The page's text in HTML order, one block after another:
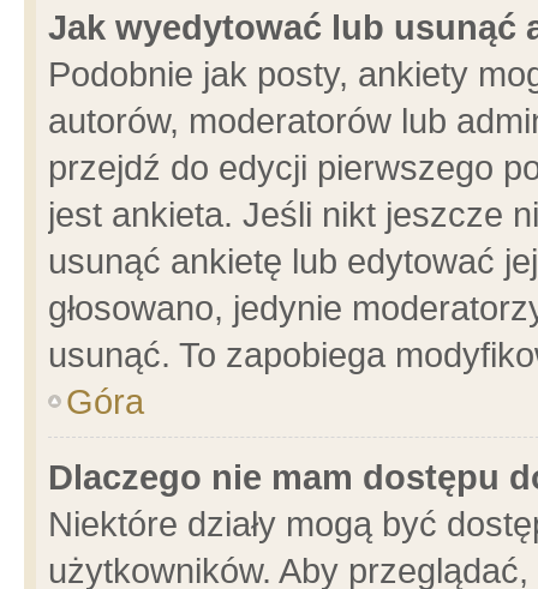
Jak wyedytować lub usunąć
Podobnie jak posty, ankiety
autorów, moderatorów lub
przejdź do edycji pierwszego
jest ankieta. Jeśli nikt jeszcze
usunąć ankietę lub edytować
głosowano, jedynie
usunąć. To zapobiega
Góra
Dlaczego nie mam dostępu
Niektóre działy mogą być
użytkowników. Aby